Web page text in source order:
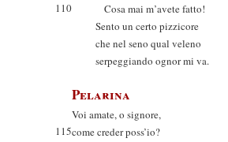
110
Cosa mai m’avete fatto!
Sento un certo pizzicore
che nel seno qual veleno
serpeggiando ognor mi va.
Pelarina
Voi amate, o signore,
115come creder poss’io?